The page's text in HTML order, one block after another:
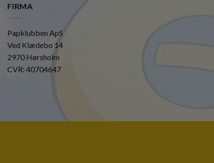
FIRMA
Papklubben ApS
Ved Klædebo 14
2970 Hørsholm
CVR: 40704647